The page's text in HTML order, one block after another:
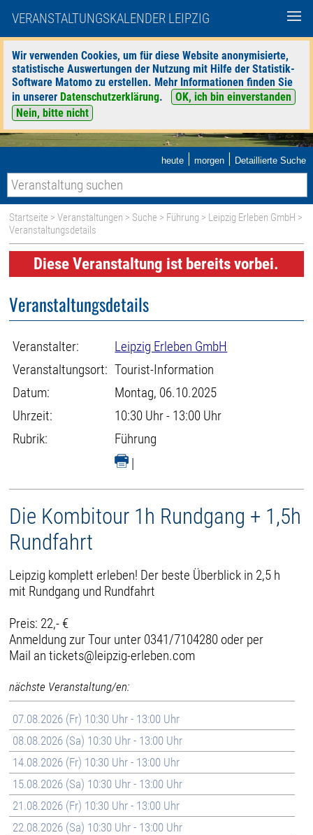
VERANSTALTUNGSKALENDER LEIPZIG
Wir verwenden Cookies, um für diese Website anonymisierte,
statistische Auswertungen der Nutzung mit Hilfe der Statistik-
Software Matomo zu erstellen. Mehr Informationen finden Sie
in unserer Datenschutzerklärung.
OK, ich bin einverstanden
Nein, bitte nicht
heute | morgen | Detaillierte Suche
Startseite >Veranstaltungen > Suche > Führung > Leipzig Erleben GmbH >
Veranstaltungsdetails
Diese Veranstaltung ist bereits vorbei.
Veranstaltungsdetails
Veranstalter:
Leipzig Erleben GmbH
Veranstaltungsort: Tourist-Information
Datum:
Montag, 06.10.2025
Uhrzeit:
10:30 Uhr - 13:00 Uhr
Rubrik:
Führung
|
Die Kombitour 1h Rundgang + 1,5h
Rundfahrt
Leipzig komplett erleben! Der beste Überblick in 2,5 h
mit Rundgang und Rundfahrt
Preis: 22,- €
Anmeldung zur Tour unter 0341/7104280 oder per
Mail an tickets@leipzig-erleben.com
nächste Veranstaltung/en:
07.08.2026 (Fr) 10:30 Uhr - 13:00 Uhr
08.08.2026 (Sa) 10:30 Uhr - 13:00 Uhr
14.08.2026 (Fr) 10:30 Uhr - 13:00 Uhr
15.08.2026 (Sa) 10:30 Uhr - 13:00 Uhr
21.08.2026 (Fr) 10:30 Uhr - 13:00 Uhr
22.08.2026 (Sa) 10:30 Uhr - 13:00 Uhr